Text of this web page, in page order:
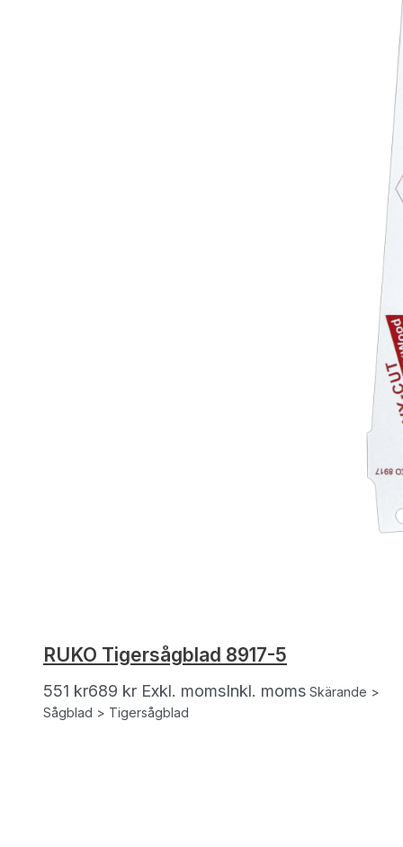
RUKO Tigersågblad 8917-5
551 kr689 kr Exkl. momsInkl. moms Skärande >
Sågblad > Tigersågblad